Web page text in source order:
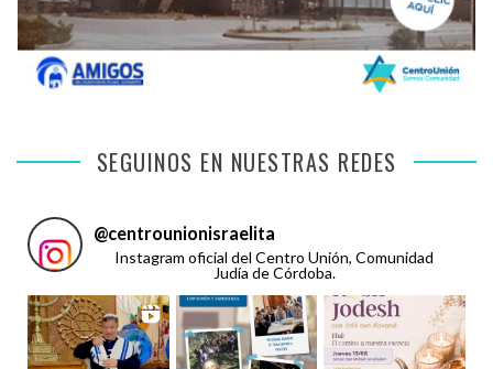
SEGUINOS EN NUESTRAS REDES
@centrounionisraelita
Instagram oficial del Centro Unión, Comunidad
Judía de Córdoba.